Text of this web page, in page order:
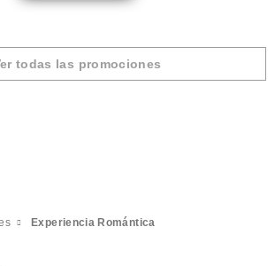
todas las promociones
Experiencia Romántica